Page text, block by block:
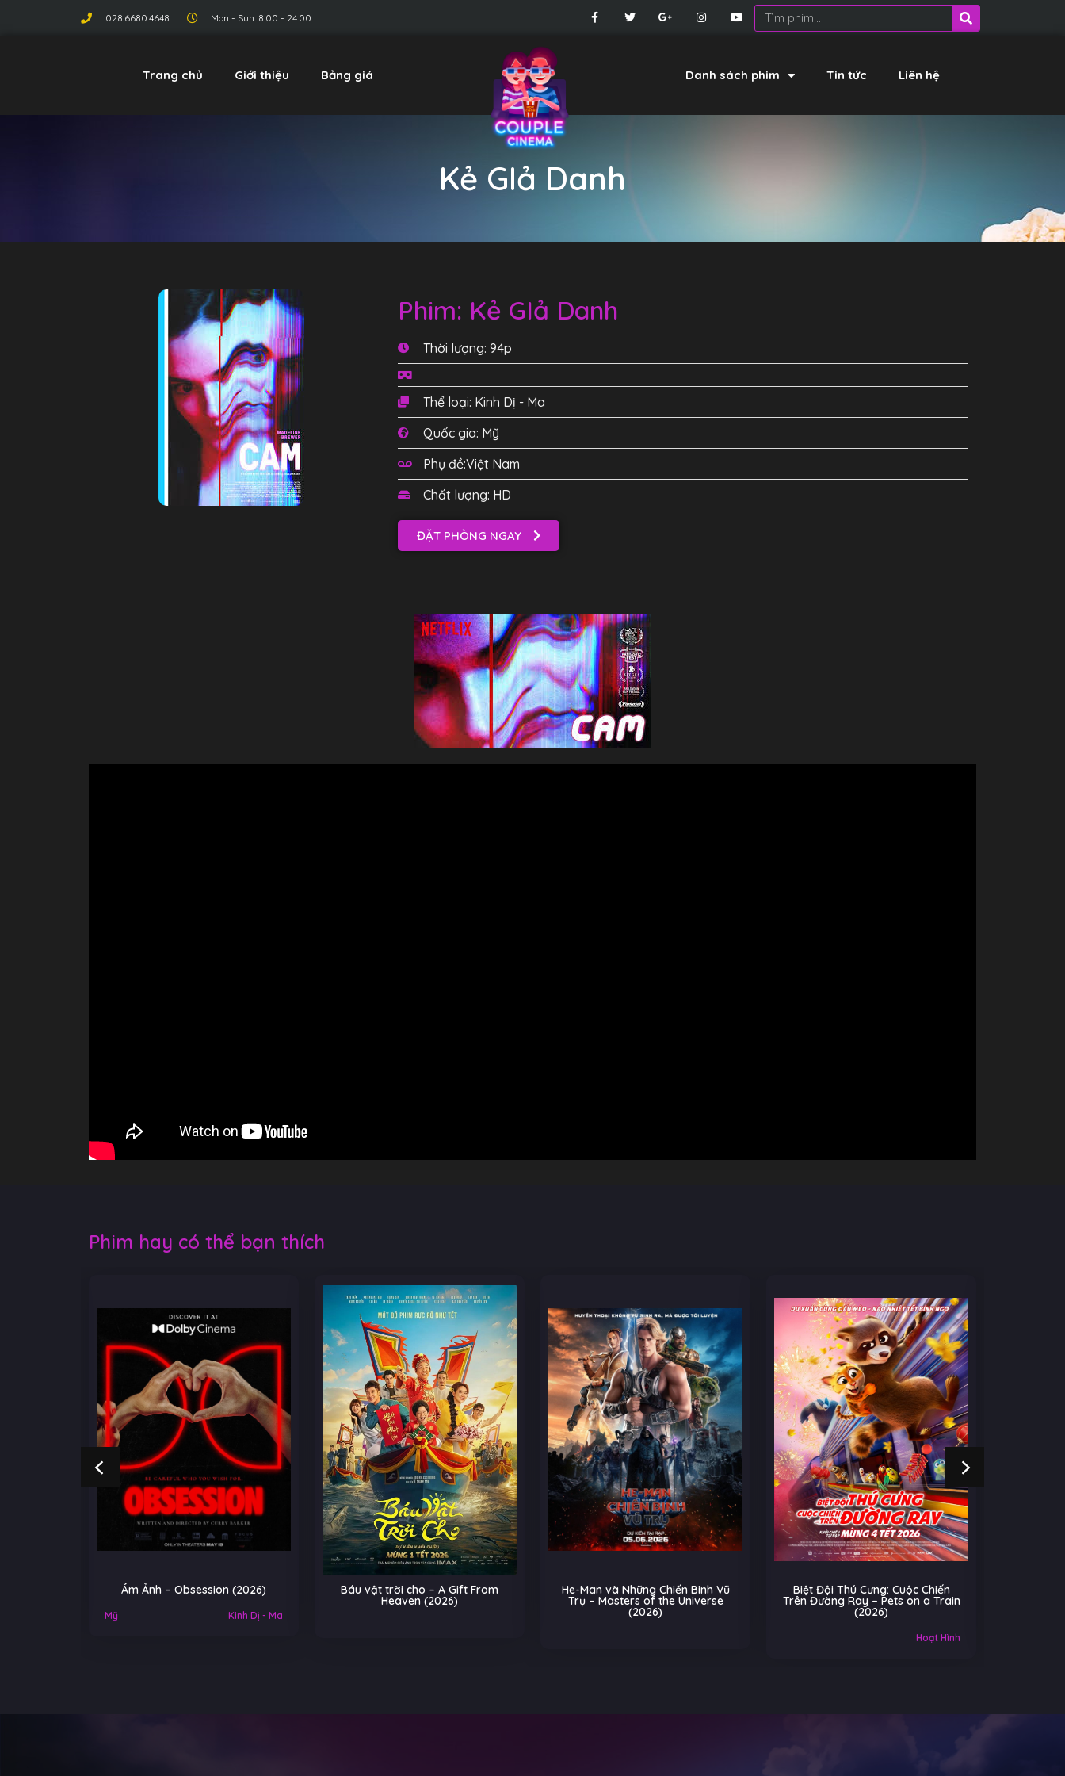
028.6680.4648 Mon - Sun: 8:00 - 24:00
Trang chủ Giới thiệu Bảng giá Danh sách phim Tin tức Liên hệ
Kẻ GIả Danh
Phim: Kẻ GIả Danh
Thời lượng: 94p
Thể loại: Kinh Dị - Ma
Quốc gia: Mỹ
Phụ đề:Việt Nam
Chất lượng: HD
ĐẶT PHÒNG NGAY
Phim hay có thể bạn thích
Ám Ảnh – Obsession (2026)
Mỹ Kinh Dị - Ma
Báu vật trời cho – A Gift From
Heaven (2026)
He-Man và Những Chiến Binh Vũ
Trụ – Masters of the Universe
(2026)
Biệt Đội Thú Cưng: Cuộc Chiến
Trên Đường Ray – Pets on a Train
(2026)
Hoạt Hình